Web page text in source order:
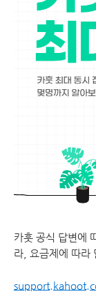
카훗 공식 답변에
라, 요금제에 따라